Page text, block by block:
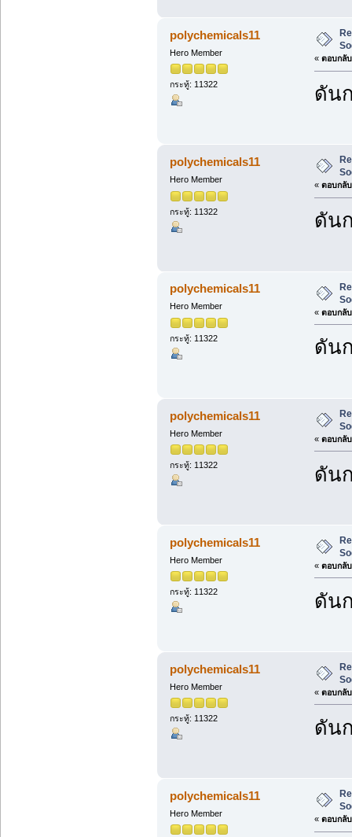
polychemicals11
Hero Member
กระทู้: 11322
« ตอบกลั
ดัน
polychemicals11
Hero Member
กระทู้: 11322
« ตอบกลั
ดัน
polychemicals11
Hero Member
กระทู้: 11322
« ตอบกลั
ดัน
polychemicals11
Hero Member
กระทู้: 11322
« ตอบกลั
ดัน
polychemicals11
Hero Member
กระทู้: 11322
« ตอบกลั
ดัน
polychemicals11
Hero Member
กระทู้: 11322
« ตอบกลั
ดัน
polychemicals11
Hero Member
« ตอบกลั